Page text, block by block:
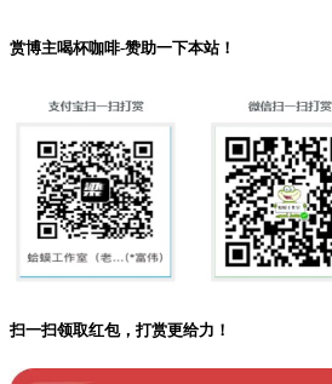
赏博主喝杯咖啡-赞助一下本站！
扫一扫领取红包，打赏更给力！